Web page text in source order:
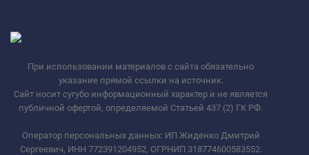
При использовании материалов с сайта обязательно
указание прямой ссылки на источник.
Сайт носит сугубо информационный характер и не является
публичной офертой, определяемой Статьей 437 (2) ГК РФ.
Оператор персональных данных: ИП Жиденко Дмитрий
Сергеевич, ИНН 772391204952, ОГРНИП 318774600583552.